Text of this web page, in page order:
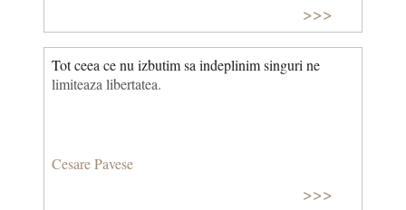
>>>
Tot ceea ce nu izbutim sa indeplinim singuri ne
limiteaza libertatea.
Cesare Pavese
>>>